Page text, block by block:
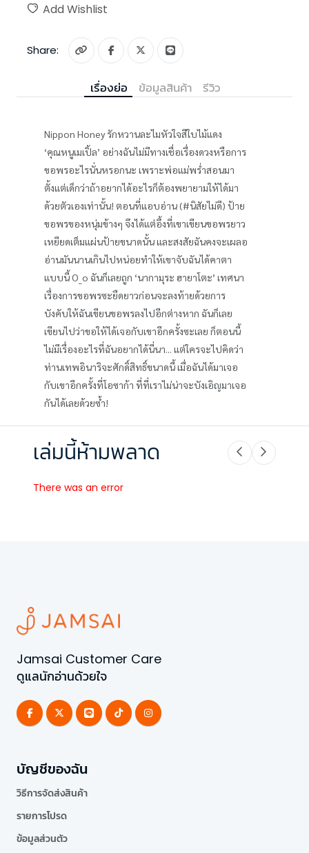
Add Wishlist
Share:
เรื่องย่อ ข้อมูลสินค้า รีวิว
Nippon Honey รักหวานละไมหัวใจสีใบไม้แดง
‘คุณหนูเมเปิ้ล’ อย่างฉันไม่มีทางเชื่อเรื่องดวงหรือการ
ขอพรอะไรนั่นหรอกนะ เพราะพ่อแม่พร่ำสอนมา
ตั้งแต่เด็กว่าถ้าอยากได้อะไรก็ต้องพยายามให้ได้มา
ด้วยตัวเองเท่านั้น! ตอนที่แอบอ่าน (#นิสัยไม่ดี) ป้าย
ขอพรของหนุ่มข้างๆ จึงได้แต่อึ้งที่เขาเขียนขอพรยาว
เหยียดเต็มแผ่นป้ายขนาดนั้น และสงสัยฉันคงจะเผลอ
อ่านมันนานเกินไปหน่อยทำให้เขาจับฉันได้คาตา
แบบนี้ O_o ฉันก็เลยถูก ‘นากามุระ ฮายาโตะ’ เทศนา
เรื่องการขอพรซะยืดยาวก่อนจะลงท้ายด้วยการ
บังคับให้ฉันเขียนขอพรลงไปอีกต่างหาก ฉันก็เลย
เขียนไปว่าขอให้ได้เจอกับเขาอีกครั้งซะเลย ก็ตอนนี้
ไม่มีเรื่องอะไรที่ฉันอยากได้นี่นา... แต่ใครจะไปคิดว่า
ท่านเทพอินาริจะศักดิ์สิทธิ์ขนาดนี้ เมื่อฉันได้มาเจอ
กับเขาอีกครั้งที่โอซาก้า ที่ที่เราไม่น่าจะบังเอิญมาเจอ
กันได้เลยด้วยซ้ำ!
เล่มนี้ห้ามพลาด
There was an error
Jamsai Customer Care
ดูแลนักอ่านด้วยใจ
บัญชีของฉัน
วิธีการจัดส่งสินค้า
รายการโปรด
ข้อมูลส่วนตัว